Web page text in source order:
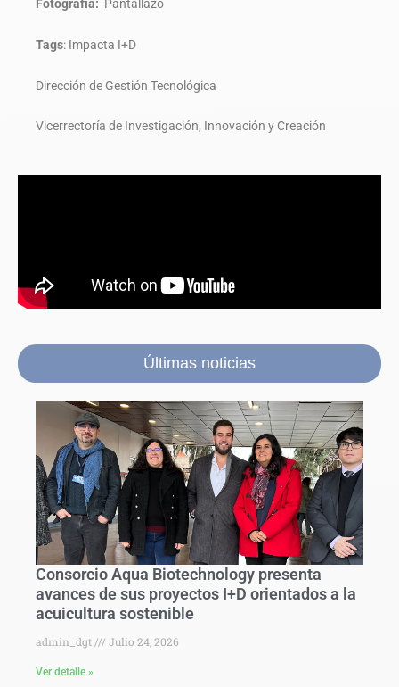
Fotografía: Pantallazo
Tags: Impacta I+D
Dirección de Gestión Tecnológica
Vicerrectoría de Investigación, Innovación y Creación
Últimas noticias
Consorcio Aqua Biotechnology presenta
avances de sus proyectos I+D orientados a la
acuicultura sostenible
admin_dgt Julio 24, 2026
Ver detalle »